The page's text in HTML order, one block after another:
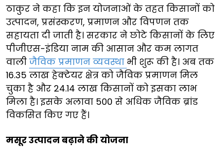
ठाकुर ने कहा कि इन योजनाओं के तहत किसानों को
उत्पादन, प्रसंस्करण, प्रमाणन और विपणन तक
सहायता दी जाती है। सरकार ने छोटे किसानों के लिए
पीजीएस-इंडिया नाम की आसान और कम लागत
वाली जैविक प्रमाणन व्यवस्था भी शुरू की है। अब तक
16.35 लाख हेक्टेयर क्षेत्र को जैविक प्रमाणन मिल
चुका है और 24.14 लाख किसानों को इसका लाभ
मिला है। इसके अलावा 500 से अधिक जैविक ब्रांड
विकसित किए गए हैं।
मसूर उत्पादन बढ़ाने की योजना